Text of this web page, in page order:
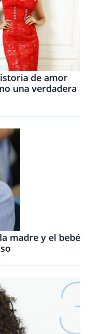
de amor
una verdadera
madre y el bebé